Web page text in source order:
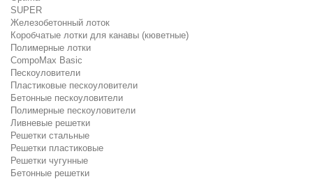
SUPER
Железобетонный лоток
Коробчатые лотки для канавы (кюветные)
Полимерные лотки
CompoMax Basic
Пескоуловители
Пластиковые пескоуловители
Бетонные пескоуловители
Полимерные пескоуловители
Ливневые решетки
Решетки стальные
Решетки пластиковые
Решетки чугунные
Бетонные решетки